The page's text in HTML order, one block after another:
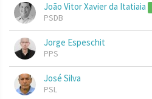
João Vitor Xavier da Itatiaia
PSDB
Jorge Espeschit
PPS
José Silva
PSL